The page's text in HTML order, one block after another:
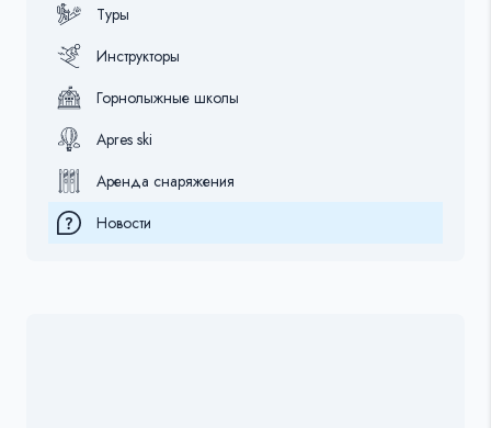
Туры
Инструкторы
Горнолыжные школы
Apres ski
Аренда снаряжения
Новости